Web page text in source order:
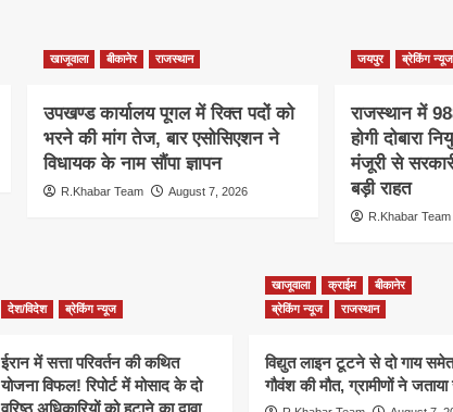
खाजूवाला बीकानेर राजस्थान
उपखण्ड कार्यालय पूगल में रिक्त पदों को
भरने की मांग तेज, बार एसोसिएशन ने
विधायक के नाम सौंपा ज्ञापन
R.Khabar Team August 7, 2026
जयपुर ब्रेकिंग न्यूज
राजस्थान में
होगी दोबारा
मंजूरी से
बड़ी राहत
R.Khabar Team
देश/विदेश ब्रेकिंग न्यूज
ईरान में सत्ता परिवर्तन की कथित
योजना विफल! रिपोर्ट में मोसाद के दो
खाजूवाला क्राईम
बीकानेर
ब्रेकिंग न्यूज
राजस्थान
विद्युत लाइन टूटने से दो गाय
गौवंश की मौत, ग्रामीणों ने जताया